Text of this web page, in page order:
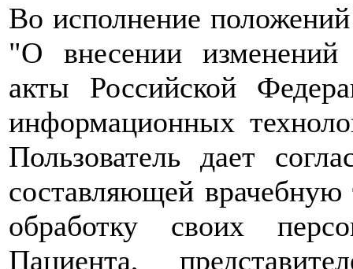
Во исполнение
"О внесении изменений
акты Российской
информационных
Пользователь дает
составляющей врачебную
обработку своих
Пациента,